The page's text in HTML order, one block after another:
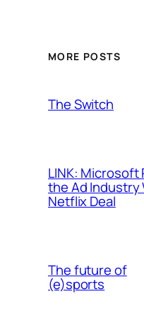
MORE POSTS
The Switch
LINK:
the Ad Industry
Netflix Deal
The future of
(e)sports